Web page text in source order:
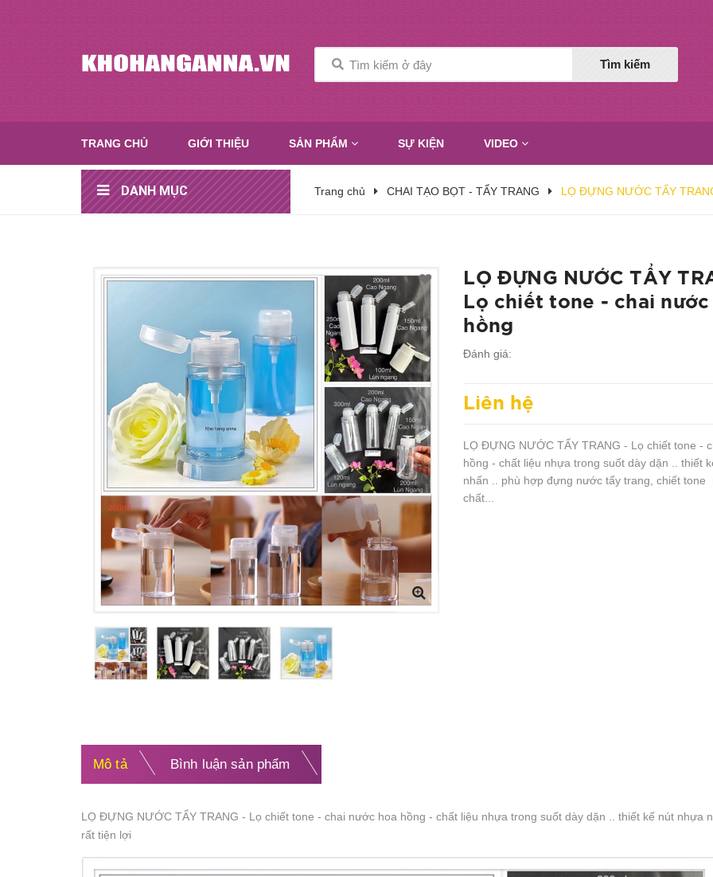
Tìm kiếm
TRANG CHỦ GIỚI THIỆU SẢN PHẨM SỰ KIỆN VIDEO
DANH MỤC Trang chủ CHAI TẠO BỌT - TẨY TRANG LỌ ĐỰNG NƯỚC TẨY
LỌ ĐỰNG NƯỚC TẨY
Lọ chiết tone - chai nước
hồng
Đánh giá:
Liên hệ
LỌ ĐỰNG NƯỚC TẨY TRANG - Lọ chiết tone -
hồng - chất liệu nhựa trong suốt dày dặn .. thiết
nhấn .. phù hợp đựng nước tẩy trang, chiết
chất...
Mô tả Bình luận sản phẩm
LỌ ĐỰNG NƯỚC TẨY TRANG - Lọ chiết tone - chai nước hoa hồng - chất liệu nhựa trong suốt dày dặn .. thiết kế nút nhựa
rất tiện lợi